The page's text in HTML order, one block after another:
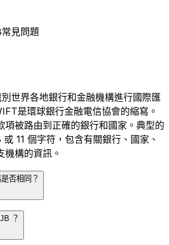
見問題
世界各地銀行和金融機構進行國際匯
是環球銀行金融電信協會的縮寫。
項被路由到正確的銀行和國家。典型的
11 個字符，包含有關銀行、國家、
機構的資訊。
否相同？
？